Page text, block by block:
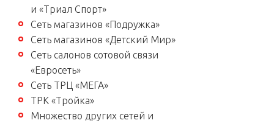
и «Триал Спорт»
Сеть магазинов «Подружка»
Сеть магазинов «Детский Мир»
Сеть салонов сотовой связи
«Евросеть»
Сеть ТРЦ «МЕГА»
ТРК «Тройка»
Множество других сетей и